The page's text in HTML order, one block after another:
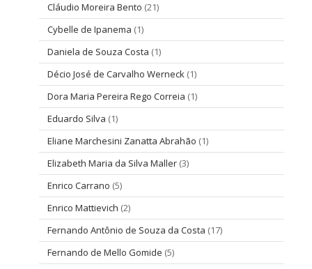
Cláudio Moreira Bento (21)
Cybelle de Ipanema (1)
Daniela de Souza Costa (1)
Décio José de Carvalho Werneck (1)
Dora Maria Pereira Rego Correia (1)
Eduardo Silva (1)
Eliane Marchesini Zanatta Abrahão (1)
Elizabeth Maria da Silva Maller (3)
Enrico Carrano (5)
Enrico Mattievich (2)
Fernando Antônio de Souza da Costa (17)
Fernando de Mello Gomide (5)